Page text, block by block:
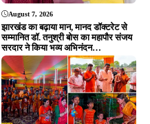
August 7, 2026
झारखंड का बढ़ाया मान, मानद डॉक्टरेट से
सम्मानित डॉ. तनुश्री बोस का महापौर संजय
सरदार ने किया भव्य अभिनंदन…